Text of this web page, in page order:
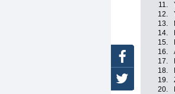
11.
12.
13.
14.
15.
16.
17.
18.
19.
20.